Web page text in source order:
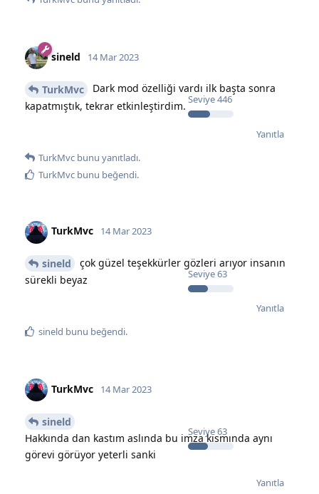
sineld
Seviye446
14 Mar 2023
TurkMvc
Dark mod özelliği vardı ilk başta sonra
kapatmıştık, tekrar etkinleştirdim.
Yanıtla
TurkMvc bunu yanıtladı.
TurkMvc bunu beğendi.
TurkMvc
Seviye63
14 Mar 2023
sineld
çok güzel teşekkürler gözleri arıyor insanın
sürekli beyaz
Yanıtla
sineld bunu beğendi.
TurkMvc
Seviye63
14 Mar 2023
sineld
Hakkında dan kastım aslında bu imza kısmında aynı
görevi görüyor yeterli sanki
Yanıtla